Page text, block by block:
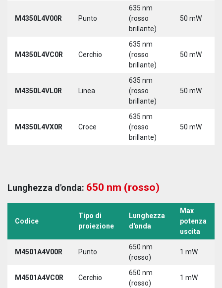
M4350L4V00R Punto
635 nm
(rosso
brillante)
50 mW
M4350L4VC0R Cerchio
635 nm
(rosso
brillante)
50 mW
M4350L4VL0R Linea
635 nm
(rosso
brillante)
50 mW
M4350L4VX0R Croce
635 nm
(rosso
brillante)
50 mW
Lunghezza d'onda: 650 nm (rosso)
Codice
Tipo di
proiezione
Lunghezza
d'onda
Max
potenza
uscita
M4501A4V00R Punto
650 nm
(rosso)
1 mW
M4501A4VC0R Cerchio
650 nm
(rosso)
1 mW